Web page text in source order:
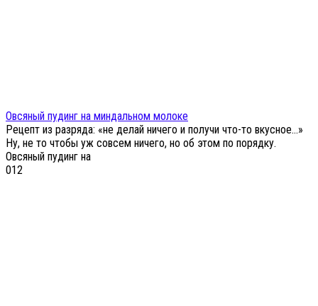
Овсяный пудинг на миндальном молоке
Рецепт из разряда: «не делай ничего и получи что-то вкусное…»
Ну, не то чтобы уж совсем ничего, но об этом по порядку.
Овсяный пудинг на
012